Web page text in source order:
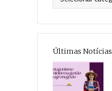
Últimas Notícias